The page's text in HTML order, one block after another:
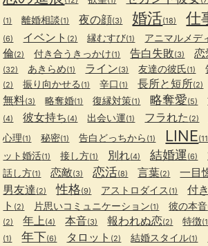
(1) 離婚相談(1) 夜の顔(3) 婚活(18) 仕
(6) イベント (2) 縁むすび(1) アニマルメデ
倫(2) 付き合うきっかけ(1) 告白失敗(3) 恋
(32) あきらめ(1) ライン(3) 友達の彼氏(1)
(2) 振り向かせる (1) 辛口 (1) 長所と短所(2)
無料(3) 略奪婚(1) 復縁対策(1) 略奪愛(5)
(4) 彼女持ち (4) 出会い運(1) フラれた (2)
心理(1) 秘密(1) 告白どっちから (1) LINE
ット婚活(1) 接し方(1) 別れ(4) 結婚運(6)
話し方(1) 恋敵(3) 恋活(8) 言葉(2) 一目
男友達(2) 性格(9) アストロダイス (1) 付
ト (2) 片思いコミュニケーション(1) 彼の本音
(2) 年上(4) 本音(3) 報われぬ恋(2) 特徴
(1) 年下(6) タロット (2) 結婚スタイル(1)